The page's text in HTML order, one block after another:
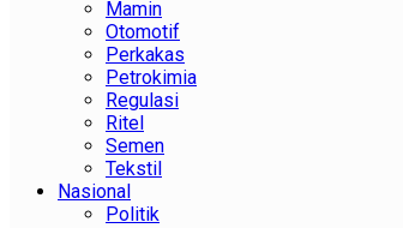
Mamin
Otomotif
Perkakas
Petrokimia
Regulasi
Ritel
Semen
Tekstil
Nasional
Politik